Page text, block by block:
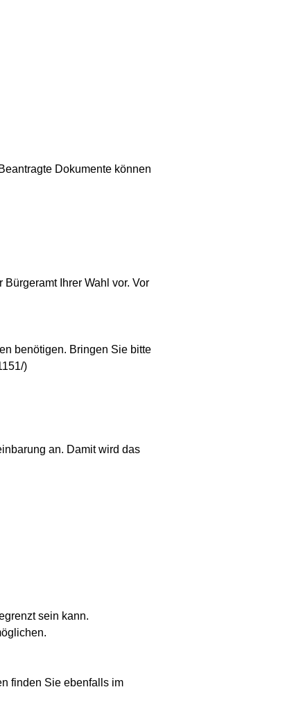
Dokumente können
Ihrer Wahl vor. Vor
benötigen. Bringen Sie bitte
)
an. Damit wird das
sein kann.
finden Sie ebenfalls im